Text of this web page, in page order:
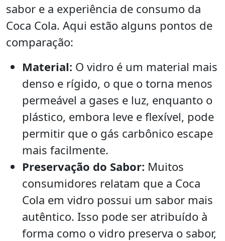
sabor e a experiência de consumo da
Coca Cola. Aqui estão alguns pontos de
comparação:
Material: O vidro é um material mais
denso e rígido, o que o torna menos
permeável a gases e luz, enquanto o
plástico, embora leve e flexível, pode
permitir que o gás carbônico escape
mais facilmente.
Preservação do Sabor: Muitos
consumidores relatam que a Coca
Cola em vidro possui um sabor mais
autêntico. Isso pode ser atribuído à
forma como o vidro preserva o sabor,